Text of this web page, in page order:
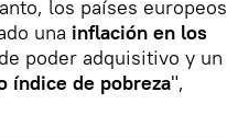
los países europeos
una inflación en los
poder adquisitivo y un
índice de pobreza",